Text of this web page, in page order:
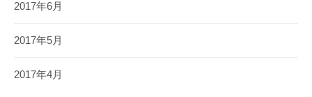
2017年6月
2017年5月
2017年4月